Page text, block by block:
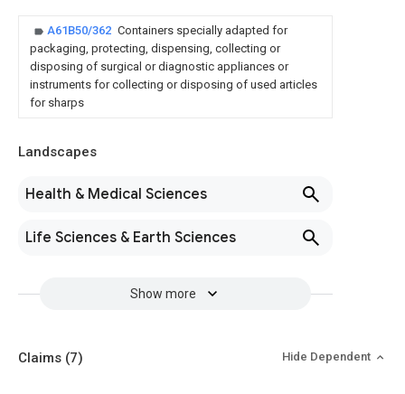
A61B50/362 Containers specially adapted for
packaging, protecting, dispensing, collecting or
disposing of surgical or diagnostic appliances or
instruments for collecting or disposing of used articles
for sharps
Landscapes
Health & Medical Sciences
Life Sciences & Earth Sciences
Show more
Claims (7) Hide Dependent